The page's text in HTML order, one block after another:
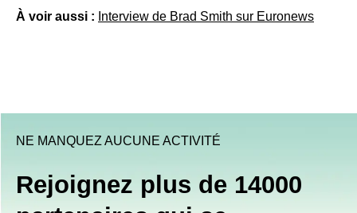
À voir aussi : Interview de Brad Smith sur Euronews
NE MANQUEZ AUCUNE ACTIVITÉ
Rejoignez plus de 14000